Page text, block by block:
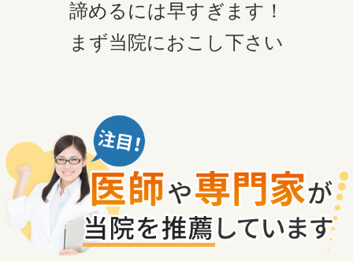
諦めるには早すぎます！
まず当院におこし下さい